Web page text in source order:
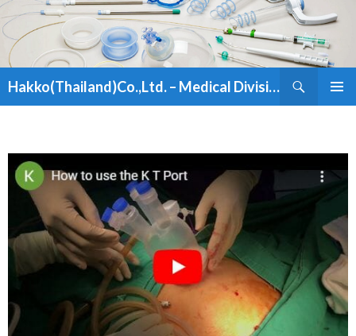
Hakko(Thailand)Co.,Ltd. – Medical Division